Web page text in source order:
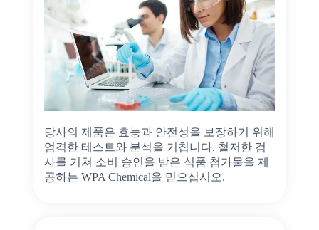
당사의 제품은 효능과 안전성을 보장하기 위해
엄격한 테스트와 분석을 거칩니다. 철저한 검
사를 거쳐 소비 승인을 받은 식품 첨가물을 제
공하는 WPA Chemical을 믿으십시오.